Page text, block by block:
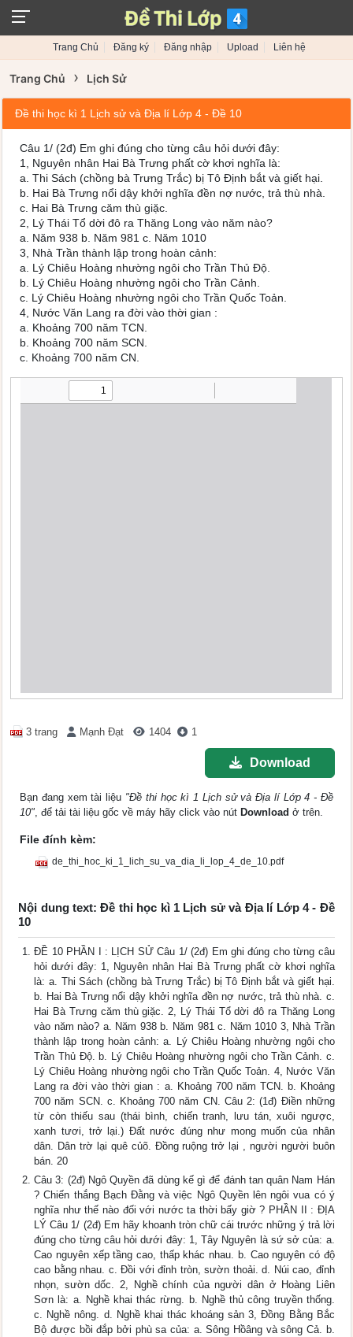
Trang Chủ Đăng ký Đăng nhập Upload Liên hệ
Trang Chủ › Lịch Sử
Đề thi học kì 1 Lịch sử và Địa lí Lớp 4 - Đề 10
Câu 1/ (2đ) Em ghi đúng cho từng câu hỏi dưới đây:
1, Nguyên nhân Hai Bà Trưng phất cờ khơi nghĩa là:
a. Thi Sách (chồng bà Trưng Trắc) bị Tô Định bắt và giết hại.
b. Hai Bà Trưng nổi dậy khởi nghĩa đền nợ nước, trả thù nhà.
c. Hai Bà Trưng căm thù giặc.
2, Lý Thái Tổ dời đô ra Thăng Long vào năm nào?
a. Năm 938 b. Năm 981 c. Năm 1010
3, Nhà Trần thành lập trong hoàn cảnh:
a. Lý Chiêu Hoàng nhường ngôi cho Trần Thủ Độ.
b. Lý Chiêu Hoàng nhường ngôi cho Trần Cảnh.
c. Lý Chiêu Hoàng nhường ngôi cho Trần Quốc Toản.
4, Nước Văn Lang ra đời vào thời gian :
a. Khoảng 700 năm TCN.
b. Khoảng 700 năm SCN.
c. Khoảng 700 năm CN.
3 trang Mạnh Đạt 1404 1
Download
Bạn đang xem tài liệu "Đề thi học kì 1 Lịch sử và Địa lí Lớp 4 - Đề
10", để tải tài liệu gốc về máy hãy click vào nút Download ở trên.
File đính kèm:
de_thi_hoc_ki_1_lich_su_va_dia_li_lop_4_de_10.pdf
Nội dung text: Đề thi học kì 1 Lịch sử và Địa lí Lớp 4 - Đề
10
ĐỀ 10 PHẦN I : LỊCH SỬ Câu 1/ (2đ) Em ghi đúng cho từng câu
hỏi dưới đây: 1, Nguyên nhân Hai Bà Trưng phất cờ khơi nghĩa
là: a. Thi Sách (chồng bà Trưng Trắc) bị Tô Định bắt và giết hại.
b. Hai Bà Trưng nổi dậy khởi nghĩa đền nợ nước, trả thù nhà. c.
Hai Bà Trưng căm thù giặc. 2, Lý Thái Tổ dời đô ra Thăng Long
vào năm nào? a. Năm 938 b. Năm 981 c. Năm 1010 3, Nhà Trần
thành lập trong hoàn cảnh: a. Lý Chiêu Hoàng nhường ngôi cho
Trần Thủ Độ. b. Lý Chiêu Hoàng nhường ngôi cho Trần Cảnh. c.
Lý Chiêu Hoàng nhường ngôi cho Trần Quốc Toản. 4, Nước Văn
Lang ra đời vào thời gian : a. Khoảng 700 năm TCN. b. Khoảng
700 năm SCN. c. Khoảng 700 năm CN. Câu 2: (1đ) Điền những
từ còn thiếu sau (thái bình, chiến tranh, lưu tán, xuôi ngược,
xanh tươi, trở lại.) Đất nước đúng như mong muốn của nhân
dân. Dân trờ lại quê củõ. Đồng ruộng trở lại , người người buôn
bán. 20
Câu 3: (2đ) Ngô Quyền đã dùng kế gì để đánh tan quân Nam Hán
? Chiến thắng Bạch Đằng và việc Ngô Quyền lên ngôi vua có ý
nghĩa như thế nào đối với nước ta thời bấy giờ ? PHẦN II : ĐỊA
LÝ Câu 1/ (2đ) Em hãy khoanh tròn chữ cái trước những ý trả lời
đúng cho từng câu hỏi dưới đây: 1, Tây Nguyên là sứ sở của: a.
Cao nguyên xếp tầng cao, thấp khác nhau. b. Cao nguyên có độ
cao bằng nhau. c. Đồi với đỉnh tròn, sườn thoải. d. Núi cao, đỉnh
nhọn, sườn dốc. 2, Nghề chính của người dân ở Hoàng Liên
Sơn là: a. Nghề khai thác rừng. b. Nghề thủ công truyền thống.
c. Nghề nông. d. Nghề khai thác khoáng sản 3, Đồng Bằng Bắc
Bộ được bồi đắp bởi phù sa của: a. Sông Hồâng và sông Cả. b.